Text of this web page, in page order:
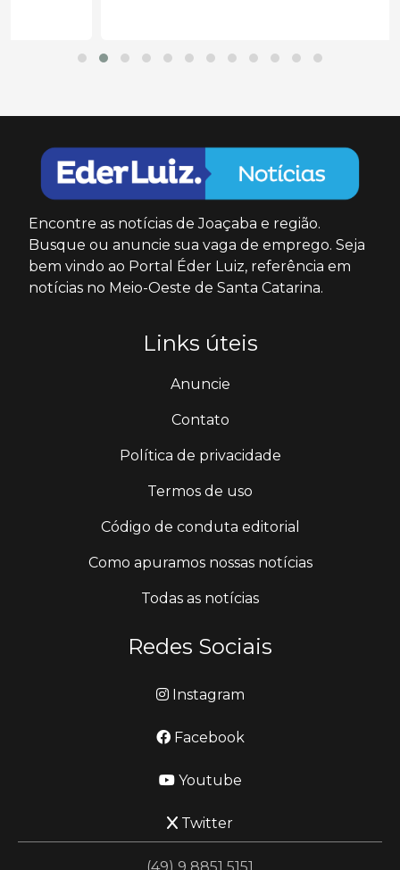
Encontre as notícias de Joaçaba e região.
Busque ou anuncie sua vaga de emprego. Seja
bem vindo ao Portal Éder Luiz, referência em
notícias no Meio-Oeste de Santa Catarina.
Links úteis
Anuncie
Contato
Política de privacidade
Termos de uso
Código de conduta editorial
Como apuramos nossas notícias
Todas as notícias
Redes Sociais
Instagram
Facebook
Youtube
Twitter